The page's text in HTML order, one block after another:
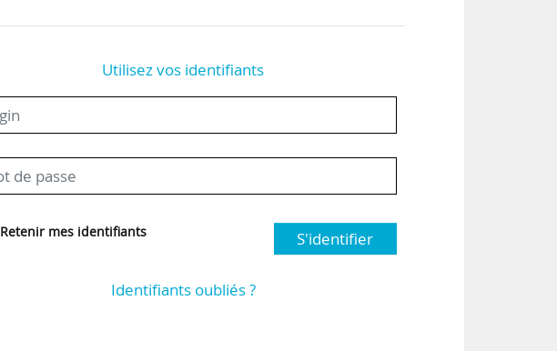
Utilisez vos identifiants
Retenir mes identifiants S'identifier
Identifiants oubliés ?